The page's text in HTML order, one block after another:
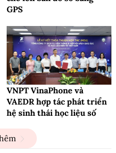
GPS
VNPT VinaPhone và
VAEDR hợp tác phát triển
hệ sinh thái học liệu số